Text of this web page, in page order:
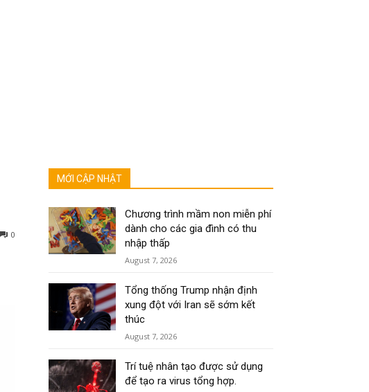
0
MỚI CẬP NHẬT
Chương trình mầm non miễn phí
dành cho các gia đình có thu
nhập thấp
August 7, 2026
Tổng thống Trump nhận định
xung đột với Iran sẽ sớm kết
thúc
August 7, 2026
Trí tuệ nhân tạo được sử dụng
để tạo ra virus tổng hợp.